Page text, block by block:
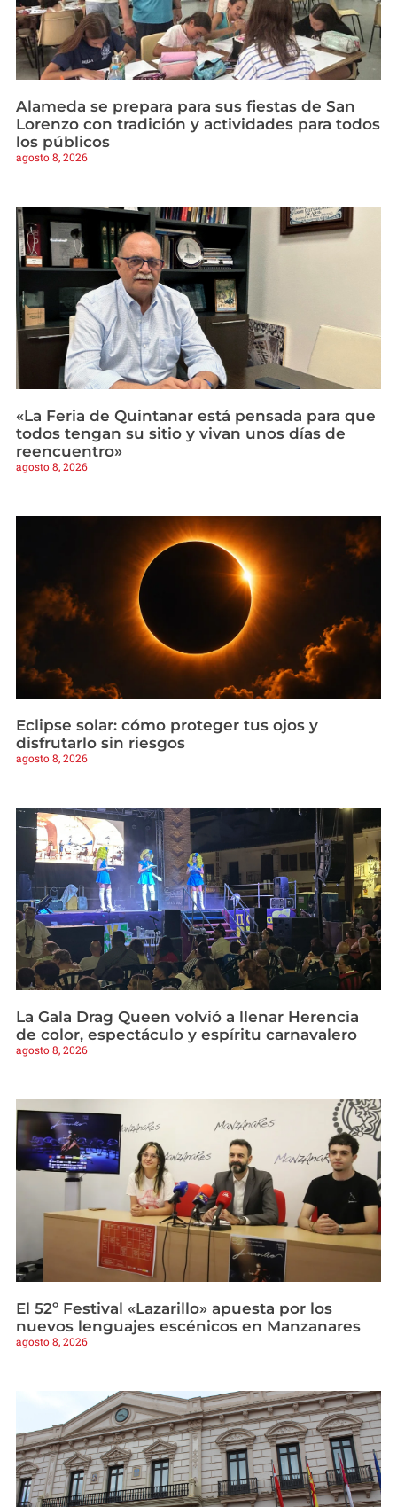
Alameda se prepara para sus fiestas de San
Lorenzo con tradición y actividades para todos
los públicos
agosto 8, 2026
«La Feria de Quintanar está pensada para que
todos tengan su sitio y vivan unos días de
reencuentro»
agosto 8, 2026
Eclipse solar: cómo proteger tus ojos y
disfrutarlo sin riesgos
agosto 8, 2026
La Gala Drag Queen volvió a llenar Herencia
de color, espectáculo y espíritu carnavalero
agosto 8, 2026
El 52º Festival «Lazarillo» apuesta por los
nuevos lenguajes escénicos en Manzanares
agosto 8, 2026